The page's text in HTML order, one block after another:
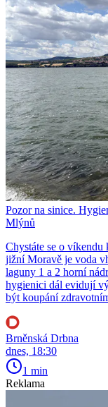
Pozor na sinice.
Mlýnů
Chystáte se o
jižní Moravě je voda
laguny 1 a 2 horní
hygienici dál evidují
být koupání
Brněnská Drbna
dnes, 18:30
1 min
Reklama